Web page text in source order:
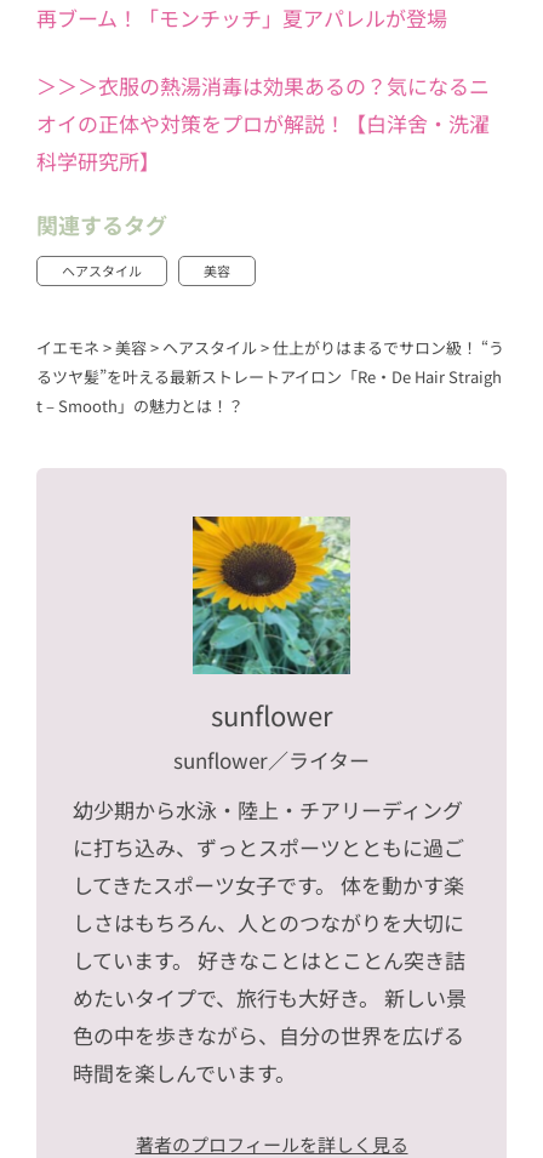
再ブーム！「モンチッチ」夏アパレルが登場
＞＞＞衣服の熱湯消毒は効果あるの？気になるニ
オイの正体や対策をプロが解説！【白洋舍・洗濯
科学研究所】
関連するタグ
ヘアスタイル 美容
イエモネ >美容> ヘアスタイル>仕上がりはまるでサロン級！ “う
るツヤ髪”を叶える最新ストレートアイロン「Re・De Hair Straigh
t – Smooth」の魅力とは！？
sunflower
sunflower／ライター
幼少期から水泳・陸上・チアリーディング
に打ち込み、ずっとスポーツとともに過ご
してきたスポーツ女子です。 体を動かす楽
しさはもちろん、人とのつながりを大切に
しています。 好きなことはとことん突き詰
めたいタイプで、旅行も大好き。 新しい景
色の中を歩きながら、自分の世界を広げる
時間を楽しんでいます。
著者のプロフィールを詳しく見る